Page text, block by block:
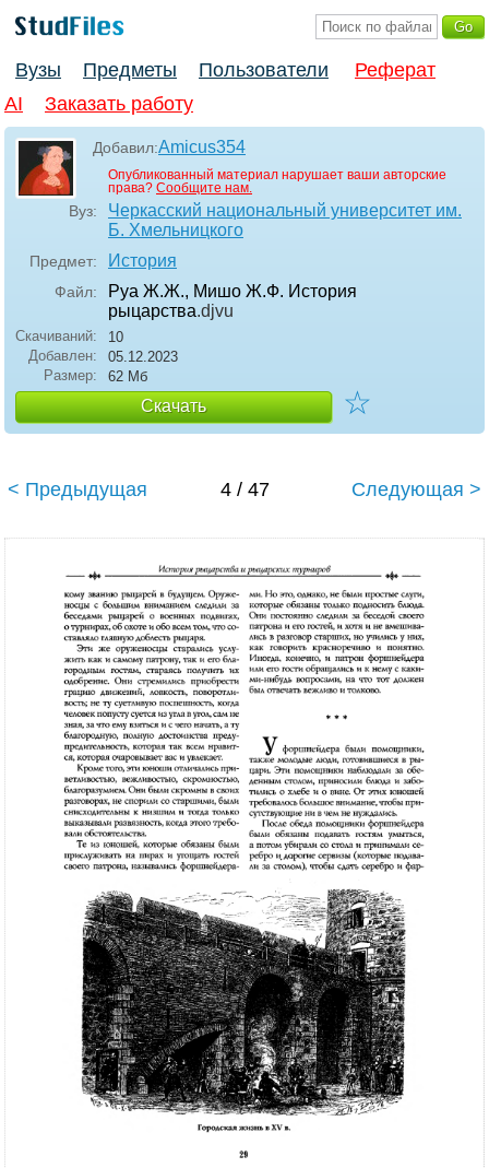
Вузы Предметы Пользователи
Реферат
AI
Заказать работу
Добавил:Amicus354
Опубликованный материал нарушает ваши авторские
права? Сообщите нам.
Вуз:
Черкасский национальный университет им.
Б. Хмельницкого
Предмет: История
Файл:
Руа Ж.Ж., Мишо Ж.Ф. История
рыцарства.djvu
Скачиваний:
10
Добавлен:
05.12.2023
Размер:
62 Мб
Скачать ☆
< Предыдущая 4 / 47 Следующая >